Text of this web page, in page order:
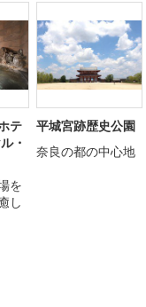
テ
・
を
し
平城宮跡歴史公園
奈良の都の中心地